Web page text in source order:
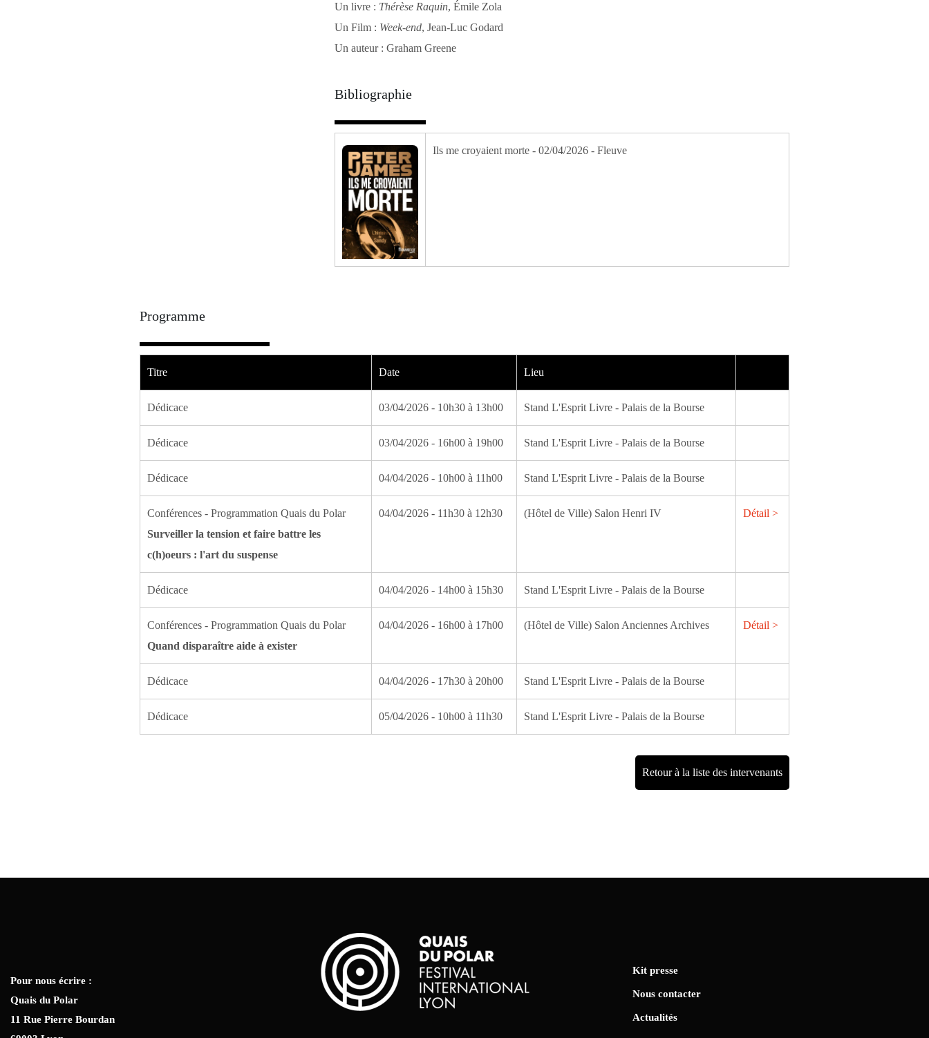
Un livre : Thérèse Raquin, Émile Zola
Un Film : Week-end, Jean-Luc Godard
Un auteur : Graham Greene
Bibliographie
Ils me croyaient morte - 02/04/2026 - Fleuve
Programme
Titre Date Lieu
Dédicace 03/04/2026 - 10h30 à 13h00 Stand L'Esprit Livre - Palais de la Bourse
Dédicace 03/04/2026 - 16h00 à 19h00 Stand L'Esprit Livre - Palais de la Bourse
Dédicace 04/04/2026 - 10h00 à 11h00 Stand L'Esprit Livre - Palais de la Bourse
Conférences - Programmation Quais du Polar
Surveiller la tension et faire battre les
c(h)oeurs : l'art du suspense
04/04/2026 - 11h30 à 12h30 (Hôtel de Ville) Salon Henri IV Détail >
Dédicace 04/04/2026 - 14h00 à 15h30 Stand L'Esprit Livre - Palais de la Bourse
Conférences - Programmation Quais du Polar
Quand disparaître aide à exister
04/04/2026 - 16h00 à 17h00 (Hôtel de Ville) Salon Anciennes Archives Détail >
Dédicace 04/04/2026 - 17h30 à 20h00 Stand L'Esprit Livre - Palais de la Bourse
Dédicace 05/04/2026 - 10h00 à 11h30 Stand L'Esprit Livre - Palais de la Bourse
Retour à la liste des intervenants
Pour nous écrire :
Quais du Polar
11 Rue Pierre Bourdan
Kit presse
Nous contacter
Actualités